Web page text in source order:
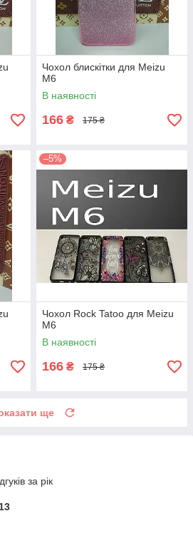
Чохол блискітки для Meizu
M6
В наявності
166 ₴ 175 ₴
–5%
Чохол Rock Tatoo для Meizu
M6
В наявності
166 ₴ 175 ₴
ще
за рік